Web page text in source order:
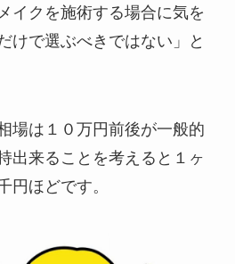
イクを施術する場合に気を
けで選ぶべきではない」と
場は１０万円前後が一般的
出来ることを考えると１ヶ
円ほどです。